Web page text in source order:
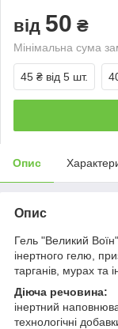
від 50 ₴
Мінімальна сума
45 ₴ від 5 шт.
Опис
Опис
Гель "Великий
інертного гелю,
тарганів, мурах та
Діюча речовина:
інертний
технологічні